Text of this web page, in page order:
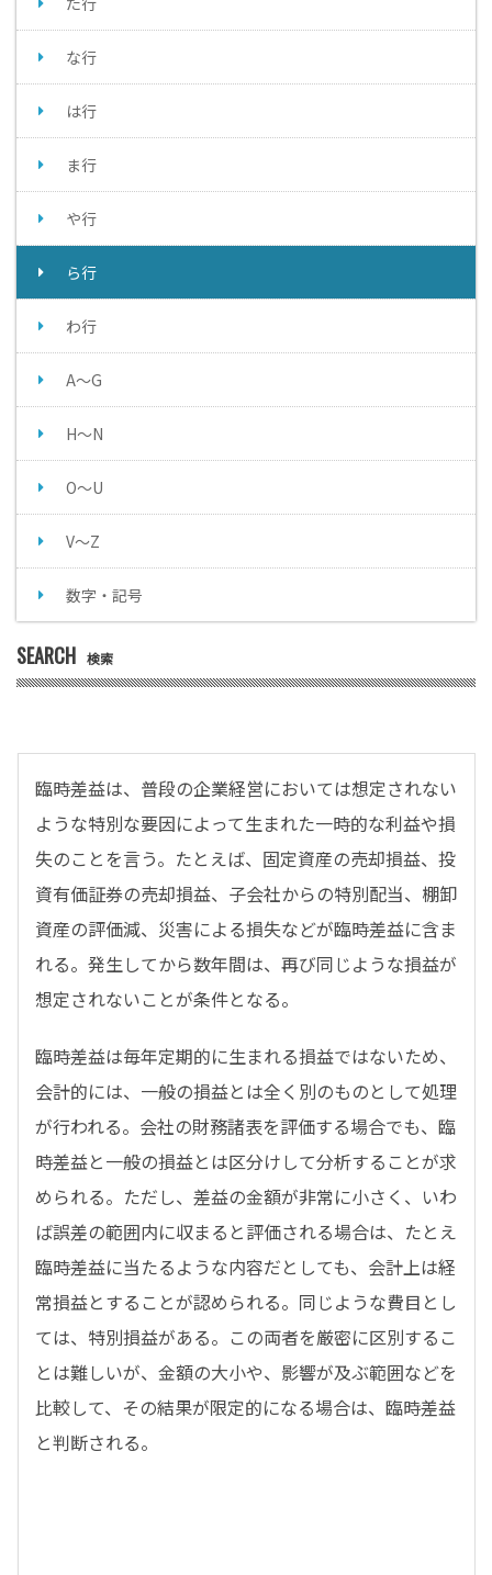
な行
は行
ま行
や行
ら行
わ行
A～G
H～N
O～U
V～Z
数字・記号
SEARCH 検索
臨時差益は、普段の企業経営においては想定されない
ような特別な要因によって生まれた一時的な利益や損
失のことを言う。たとえば、固定資産の売却損益、投
資有価証券の売却損益、子会社からの特別配当、棚卸
資産の評価減、災害による損失などが臨時差益に含ま
れる。発生してから数年間は、再び同じような損益が
想定されないことが条件となる。
臨時差益は毎年定期的に生まれる損益ではないため、
会計的には、一般の損益とは全く別のものとして処理
が行われる。会社の財務諸表を評価する場合でも、臨
時差益と一般の損益とは区分けして分析することが求
められる。ただし、差益の金額が非常に小さく、いわ
ば誤差の範囲内に収まると評価される場合は、たとえ
臨時差益に当たるような内容だとしても、会計上は経
常損益とすることが認められる。同じような費目とし
ては、特別損益がある。この両者を厳密に区別するこ
とは難しいが、金額の大小や、影響が及ぶ範囲などを
比較して、その結果が限定的になる場合は、臨時差益
と判断される。